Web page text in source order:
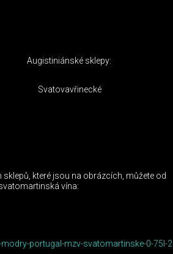
Augistiniánské sklepy:
Svatovavřinecké
které jsou na obrázcích, můžete od
vína:
portugal-mzv-svatomartinske-0-75l-2